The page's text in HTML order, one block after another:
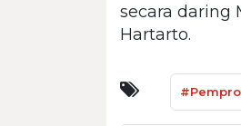
secara daring
Hartarto.